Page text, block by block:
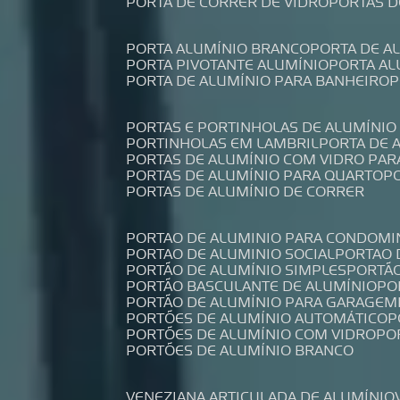
PORTA ALUMÍNIO BRANCO PORTA DE
PORTA PIVOTANTE ALUMÍNIO PORTA
PORTA DE ALUMÍNIO PARA BANHEIRO
PORTAS E PORTINHOLAS DE
PORTINHOLAS EM LAMBRIL PORTA
PORTAS DE ALUMÍNIO COM VIDRO
PORTAS DE ALUMÍNIO PARA QUARTO
PORTAS DE ALUMÍNIO DE CORRER
PORTAO DE ALUMINIO PARA
PORTAO DE ALUMINIO SOCIAL
PORTÃO DE ALUMÍNIO SIMPLES
PORTÃO BASCULANTE DE ALUMÍNIO
PORTÃO DE ALUMÍNIO PARA GARAGEM
PORTÕES DE ALUMÍNIO AUTOMÁTICO
PORTÕES DE ALUMÍNIO COM VIDRO
PORTÕES DE ALUMÍNIO BRANCO